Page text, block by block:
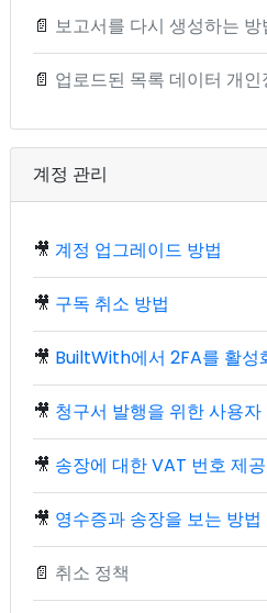
📄 보고서를 다시 생성하는 방
📄 업로드된 목록 데이터 개인
계정 관리
🎥 계정 업그레이드 방법
🎥 구독 취소 방법
🎥 BuiltWith에서 2FA를 활성
🎥 청구서 발행을 위한 사용
🎥 송장에 대한 VAT 번호 제공
🎥 영수증과 송장을 보는 방법
📄 취소 정책